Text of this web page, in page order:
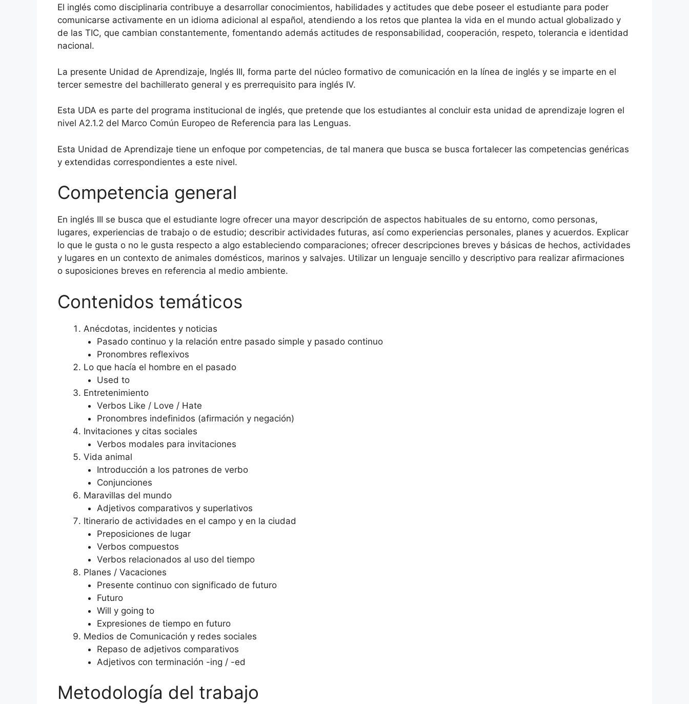
El inglés como disciplinaria contribuye a desarrollar conocimientos, habilidades y actitudes que debe poseer el estudiante para poder
comunicarse activamente en un idioma adicional al español, atendiendo a los retos que plantea la vida en el mundo actual globalizado y
de las TIC, que cambian constantemente, fomentando además actitudes de responsabilidad, cooperación, respeto, tolerancia e identidad
nacional.
La presente Unidad de Aprendizaje, Inglés III, forma parte del núcleo formativo de comunicación en la línea de inglés y se imparte en el
tercer semestre del bachillerato general y es prerrequisito para inglés IV.
Esta UDA es parte del programa institucional de inglés, que pretende que los estudiantes al concluir esta unidad de aprendizaje logren el
nivel A2.1.2 del Marco Común Europeo de Referencia para las Lenguas.
Esta Unidad de Aprendizaje tiene un enfoque por competencias, de tal manera que busca se busca fortalecer las competencias genéricas
y extendidas correspondientes a este nivel.
Competencia general
En inglés III se busca que el estudiante logre ofrecer una mayor descripción de aspectos habituales de su entorno, como personas,
lugares, experiencias de trabajo o de estudio; describir actividades futuras, así como experiencias personales, planes y acuerdos. Explicar
lo que le gusta o no le gusta respecto a algo estableciendo comparaciones; ofrecer descripciones breves y básicas de hechos, actividades
y lugares en un contexto de animales domésticos, marinos y salvajes. Utilizar un lenguaje sencillo y descriptivo para realizar afirmaciones
o suposiciones breves en referencia al medio ambiente.
Contenidos temáticos
Anécdotas, incidentes y noticias
Pasado continuo y la relación entre pasado simple y pasado continuo
Pronombres reflexivos
Lo que hacía el hombre en el pasado
Used to
Entretenimiento
Verbos Like / Love / Hate
Pronombres indefinidos (afirmación y negación)
Invitaciones y citas sociales
Verbos modales para invitaciones
Vida animal
Introducción a los patrones de verbo
Conjunciones
Maravillas del mundo
Adjetivos comparativos y superlativos
Itinerario de actividades en el campo y en la ciudad
Preposiciones de lugar
Verbos compuestos
Verbos relacionados al uso del tiempo
Planes / Vacaciones
Presente continuo con significado de futuro
Futuro
Will y going to
Expresiones de tiempo en futuro
Medios de Comunicación y redes sociales
Repaso de adjetivos comparativos
Adjetivos con terminación -ing / -ed
Metodología del trabajo